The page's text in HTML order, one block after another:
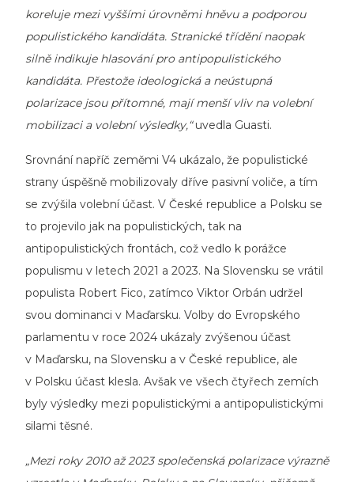
koreluje mezi vyššími úrovněmi hněvu a podporou
populistického kandidáta. Stranické třídění naopak
silně indikuje hlasování pro antipopulistického
kandidáta. Přestože ideologická a neústupná
polarizace jsou přítomné, mají menší vliv na volební
mobilizaci a volební výsledky,“uvedla Guasti.
Srovnání napříč zeměmi V4 ukázalo, že populistické
strany úspěšně mobilizovaly dříve pasivní voliče, a tím
se zvýšila volební účast. V České republice a Polsku se
to projevilo jak na populistických, tak na
antipopulistických frontách, což vedlo k porážce
populismu v letech 2021 a 2023. Na Slovensku se vrátil
populista Robert Fico, zatímco Viktor Orbán udržel
svou dominanci v Maďarsku. Volby do Evropského
parlamentu v roce 2024 ukázaly zvýšenou účast
v Maďarsku, na Slovensku a v České republice, ale
v Polsku účast klesla. Avšak ve všech čtyřech zemích
byly výsledky mezi populistickými a antipopulistickými
silami těsné.
„Mezi roky 2010 až 2023 společenská polarizace výrazně